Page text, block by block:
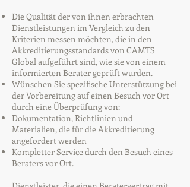
Die Qualität der von ihnen erbrachten
Dienstleistungen im Vergleich zu den
Kriterien messen möchten, die in den
Akkreditierungsstandards von CAMTS
Global aufgeführt sind, wie sie von einem
informierten Berater geprüft wurden.
Wünschen Sie spezifische Unterstützung bei
der Vorbereitung auf einen Besuch vor Ort
durch eine Überprüfung von:
Dokumentation, Richtlinien und
Materialien, die für die Akkreditierung
angefordert werden
Kompletter Service durch den Besuch eines
Beraters vor Ort.